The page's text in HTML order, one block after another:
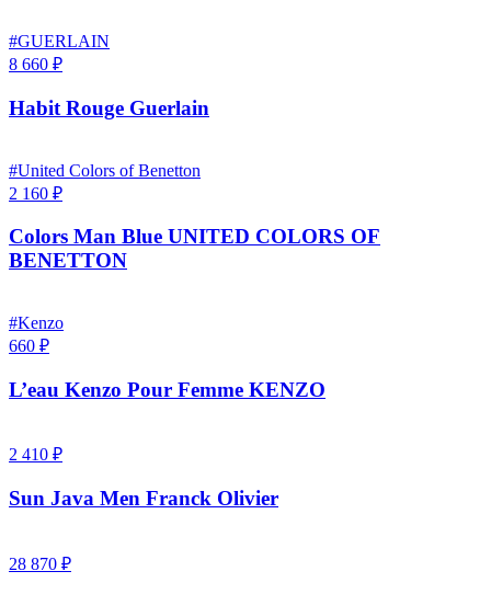
#GUERLAIN
8 660 ₽
Habit Rouge Guerlain
#United Colors of Benetton
2 160 ₽
Colors Man Blue UNITED COLORS OF
BENETTON
#Kenzo
660 ₽
L’eau Kenzo Pour Femme KENZO
2 410 ₽
Sun Java Men Franck Olivier
28 870 ₽